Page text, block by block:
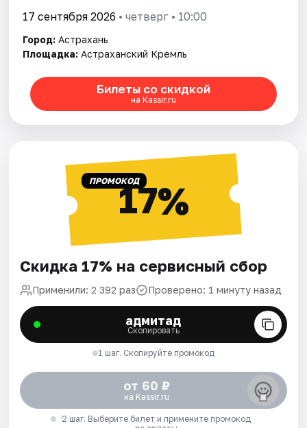
17 сентября 2026 • четверг • 10:00
Город: Астрахань
Площадка: Астраханский Кремль
Билеты со скидкой
на Kassir.ru
ПРОМОКОД17%
Скидка 17% на сервисный сбор
Применили: 2 392 раз Проверено: 1 минуту назад
адмитад
Скопировать
1 шаг. Скопируйте промокод
от 60 ₽
на Kassir.ru
2 шаг. Выберите билет и примените промокод